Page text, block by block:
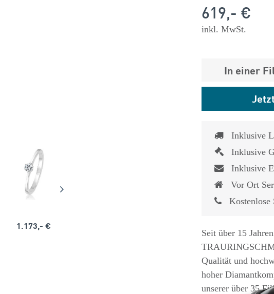
1.173,- €
619,- €
inkl. MwSt.
In einer
Inklusive
Inklusive
Inklusive
Vor Ort
Seit über 15
Qualität und
hoher
unserer über 35